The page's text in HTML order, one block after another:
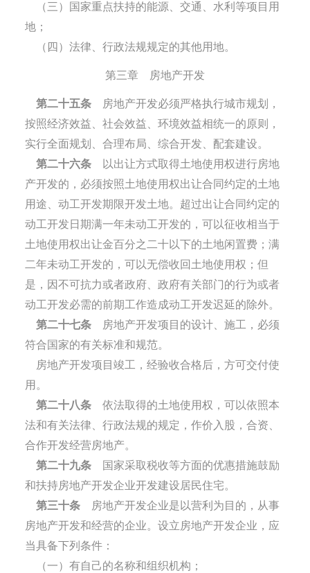
（三）国家重点扶持的能源、交通、水利等项目用
地；
（四）法律、行政法规规定的其他用地。
第三章 房地产开发
第二十五条房地产开发必须严格执行城市规划，
按照经济效益、社会效益、环境效益相统一的原则，
实行全面规划、合理布局、综合开发、配套建设。
第二十六条以出让方式取得土地使用权进行房地
产开发的，必须按照土地使用权出让合同约定的土地
用途、动工开发期限开发土地。超过出让合同约定的
动工开发日期满一年未动工开发的，可以征收相当于
土地使用权出让金百分之二十以下的土地闲置费；满
二年未动工开发的，可以无偿收回土地使用权；但
是，因不可抗力或者政府、政府有关部门的行为或者
动工开发必需的前期工作造成动工开发迟延的除外。
第二十七条房地产开发项目的设计、施工，必须
符合国家的有关标准和规范。
房地产开发项目竣工，经验收合格后，方可交付使
用。
第二十八条依法取得的土地使用权，可以依照本
法和有关法律、行政法规的规定，作价入股，合资、
合作开发经营房地产。
第二十九条国家采取税收等方面的优惠措施鼓励
和扶持房地产开发企业开发建设居民住宅。
第三十条房地产开发企业是以营利为目的，从事
房地产开发和经营的企业。设立房地产开发企业，应
当具备下列条件：
（一）有自己的名称和组织机构；